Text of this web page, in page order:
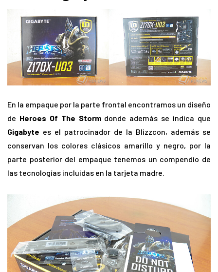
En la empaque por la parte frontal encontramos un diseño
de Heroes Of The Stormdonde además se indica que
Gigabyte es el patrocinador de la Blizzcon, además se
conservan los colores clásicos amarillo y negro, por la
parte posterior del empaque tenemos un compendio de
las tecnologías incluidas en la tarjeta madre.